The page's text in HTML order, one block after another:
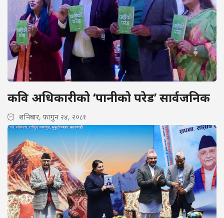
कवि अधिकारीको ‘पानीको परेड’ सार्वजनिक
शनिबार, फागुन २४, २०८१